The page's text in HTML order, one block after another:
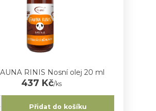
RINIS Nosní olej 20 ml
437 Kč/ks
Přidat do košíku